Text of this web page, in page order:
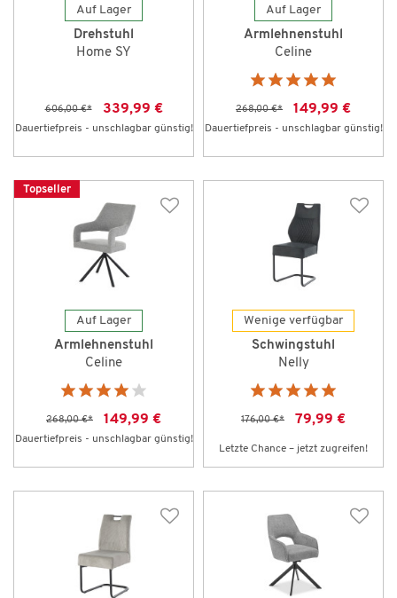
Auf Lager
Drehstuhl
Home SY
606,00 €* 339,99 €
Dauertiefpreis - unschlagbar günstig!
Auf Lager
Armlehnenstuhl
Celine
268,00 €* 149,99 €
Dauertiefpreis - unschlagbar günstig!
Topseller
Auf Lager
Armlehnenstuhl
Celine
268,00 €* 149,99 €
Dauertiefpreis - unschlagbar günstig!
Wenige verfügbar
Schwingstuhl
Nelly
176,00 €* 79,99 €
Letzte Chance – jetzt zugreifen!